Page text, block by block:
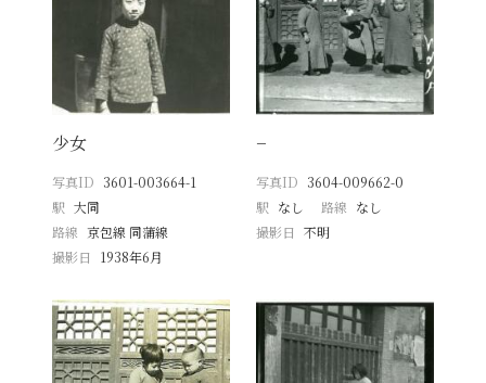
少女
写真ID 3601-003664-1
駅 大同
路線 京包線 同蒲線
撮影日
1938年6月
−
写真ID 3604-009662-0
駅 なし 路線 なし
撮影日 不明